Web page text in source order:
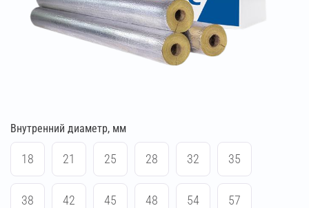
Внутренний диаметр, мм
18 21 25 28 32 35
38 42 45 48 54 57